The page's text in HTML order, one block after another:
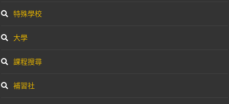
特殊學校
大學
課程搜尋
補習社